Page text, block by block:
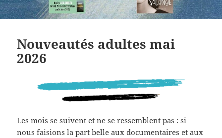
Nouveautés adultes mai
2026
Les mois se suivent et ne se ressemblent pas : si
nous faisions la part belle aux documentaires et aux